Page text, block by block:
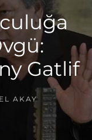
Gatlif
AKAY